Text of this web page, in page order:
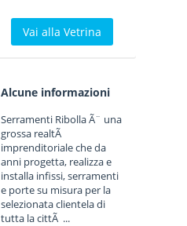
Vai alla Vetrina
Alcune informazioni
Serramenti Ribolla Ã¨ una
grossa realtÃ
imprenditoriale che da
anni progetta, realizza e
installa infissi, serramenti
e porte su misura per la
selezionata clientela di
tutta la cittÃ ...